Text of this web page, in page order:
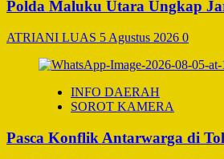
Polda Maluku Utara Ungkap
ATRIANI LUAS 5 Agustus 2026 0
INFO DAERAH
SOROT KAMERA
Pasca Konflik Antarwarga di